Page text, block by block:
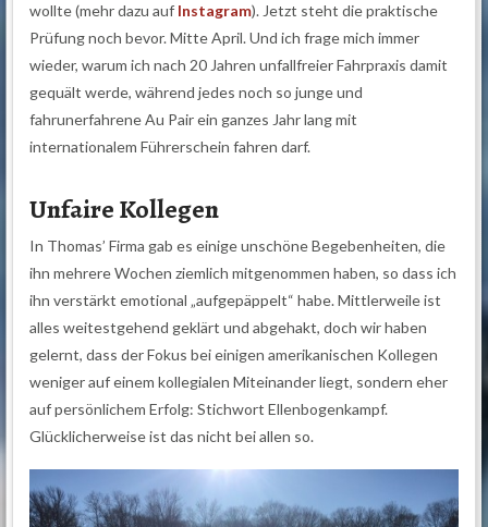
wollte (mehr dazu auf Instagram). Jetzt steht die praktische
Prüfung noch bevor. Mitte April. Und ich frage mich immer
wieder, warum ich nach 20 Jahren unfallfreier Fahrpraxis damit
gequält werde, während jedes noch so junge und
fahrunerfahrene Au Pair ein ganzes Jahr lang mit
internationalem Führerschein fahren darf.
Unfaire Kollegen
In Thomas’ Firma gab es einige unschöne Begebenheiten, die
ihn mehrere Wochen ziemlich mitgenommen haben, so dass ich
ihn verstärkt emotional „aufgepäppelt“ habe. Mittlerweile ist
alles weitestgehend geklärt und abgehakt, doch wir haben
gelernt, dass der Fokus bei einigen amerikanischen Kollegen
weniger auf einem kollegialen Miteinander liegt, sondern eher
auf persönlichem Erfolg: Stichwort Ellenbogenkampf.
Glücklicherweise ist das nicht bei allen so.